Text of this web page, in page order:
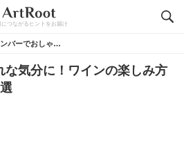
につながるヒントをお届け
ワインバーでおしゃれな気分に！ワインの楽しみ方のコツと基本マナー4選
な気分に！ワインの楽しみ方